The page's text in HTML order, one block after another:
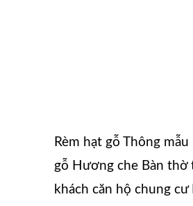
Rèm hạt gỗ Thông mẫu
gỗ Hương che Bàn thờ
khách căn hộ chung cư